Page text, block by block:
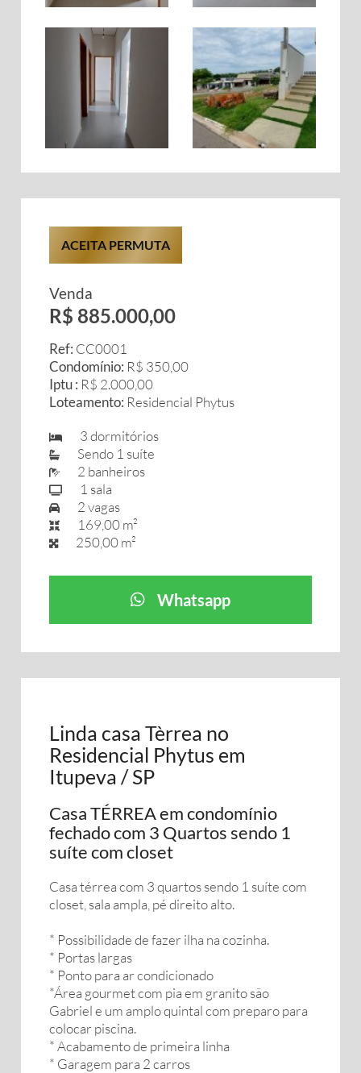
ACEITA PERMUTA
Venda
R$ 885.000,00
Ref: CC0001
Condomínio: R$ 350,00
Iptu : R$ 2.000,00
Loteamento: Residencial Phytus
3 dormitórios
Sendo 1 suíte
2 banheiros
1 sala
2 vagas
169,00 m²
250,00 m²
Whatsapp
Linda casa Tèrrea no
Residencial Phytus em
Itupeva / SP
Casa TÉRREA em condomínio
fechado com 3 Quartos sendo 1
suíte com closet
Casa térrea com 3 quartos sendo 1 suíte com
closet, sala ampla, pé direito alto.
* Possibilidade de fazer ilha na cozinha.
* Portas largas
* Ponto para ar condicionado
*Área gourmet com pia em granito são
Gabriel e um amplo quintal com preparo para
colocar piscina.
* Acabamento de primeira linha
* Garagem para 2 carros